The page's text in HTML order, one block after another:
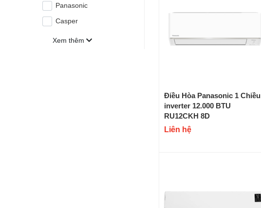
Panasonic
Casper
Xem thêm
Điều Hòa Panasonic 1 Chiều
inverter 12.000 BTU
RU12CKH 8D
Liên hệ